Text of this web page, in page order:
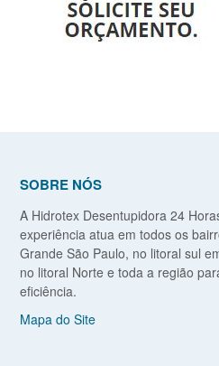
SOBRE NÓS
A Hidrotex Desentupidora 24
experiência atua em todos os
Grande São Paulo, no litoral sul
no litoral Norte e toda a região
eficiência.
Mapa do Site